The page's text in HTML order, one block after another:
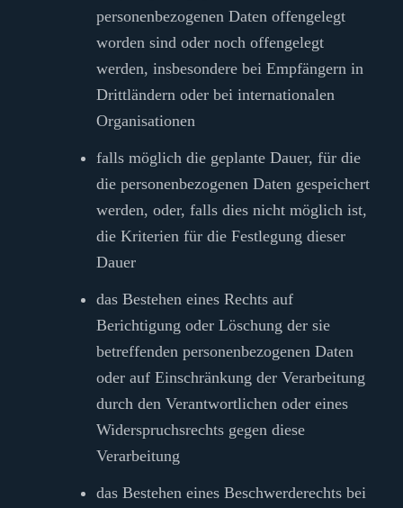
personenbezogenen Daten offengelegt
worden sind oder noch offengelegt
werden, insbesondere bei Empfängern in
Drittländern oder bei internationalen
Organisationen
falls möglich die geplante Dauer, für die
die personenbezogenen Daten gespeichert
werden, oder, falls dies nicht möglich ist,
die Kriterien für die Festlegung dieser
Dauer
das Bestehen eines Rechts auf
Berichtigung oder Löschung der sie
betreffenden personenbezogenen Daten
oder auf Einschränkung der Verarbeitung
durch den Verantwortlichen oder eines
Widerspruchsrechts gegen diese
Verarbeitung
das Bestehen eines Beschwerderechts bei